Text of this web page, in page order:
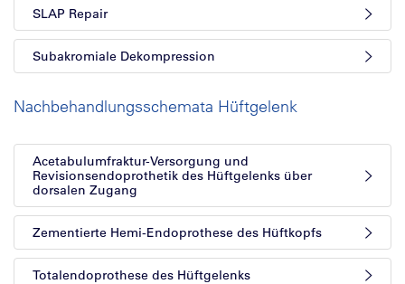
SLAP Repair
Subakromiale Dekompression
Nachbehandlungsschemata Hüftgelenk
Acetabulumfraktur-Versorgung und
Revisionsendoprothetik des Hüftgelenks über
dorsalen Zugang
Zementierte Hemi-Endoprothese des Hüftkopfs
Totalendoprothese des Hüftgelenks